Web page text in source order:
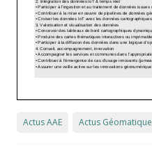
Actus AAE Actus Géomatique